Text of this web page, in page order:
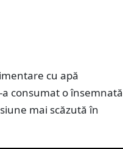
cu apă
consumat o însemnată
mai scăzută în